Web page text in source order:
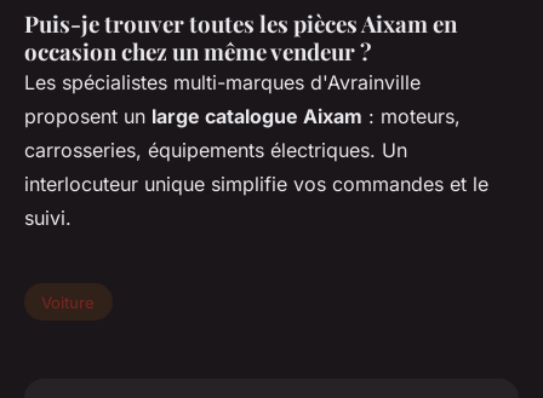
Puis-je trouver toutes les pièces Aixam en
occasion chez un même vendeur ?
Les spécialistes multi-marques d'Avrainville
proposent un large catalogue Aixam : moteurs,
carrosseries, équipements électriques. Un
interlocuteur unique simplifie vos commandes et le
suivi.
Voiture